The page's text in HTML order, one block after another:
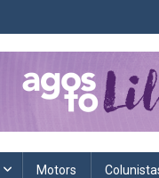
política, saúde,
Motors